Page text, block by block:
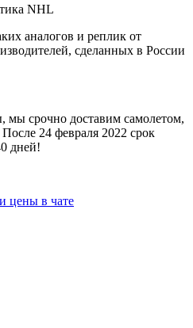
NHL
аналогов и реплик от
сделанных в России
мы срочно доставим самолетом,
24 февраля 2022 срок
дней!
цены в чате